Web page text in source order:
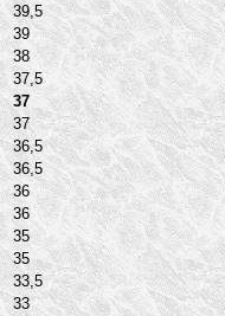
39,5
39
38
37,5
37
37
36,5
36,5
36
36
35
35
33,5
33